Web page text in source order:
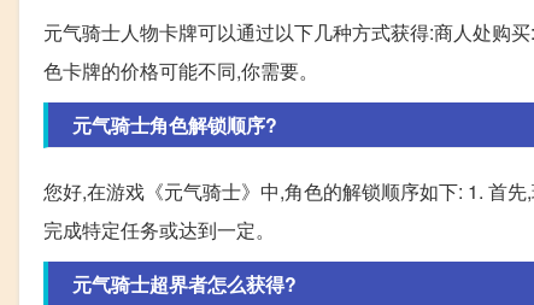
元气骑士人物卡牌可以通过以下几种方式获得:商人处购
色卡牌的价格可能不同,你需要。
元气骑士角色解锁顺序?
您好,在游戏《元气骑士》中,角色的解锁顺序如下: 1. 首
完成特定任务或达到一定。
元气骑士超界者怎么获得?